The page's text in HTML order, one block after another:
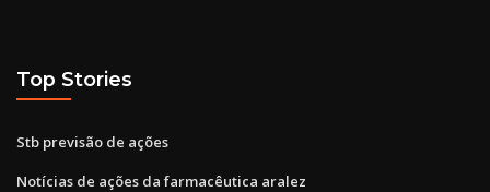
Top Stories
Stb previsão de ações
Notícias de ações da farmacêutica aralez